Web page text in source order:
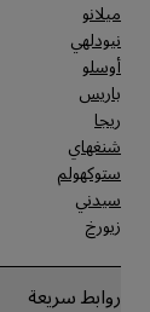
ميلانو
نيودلهي
أوسلو
باريس
ريجا
شنغهاي
ستوكهولم
سيدني
زيورخ
روابط سريعة